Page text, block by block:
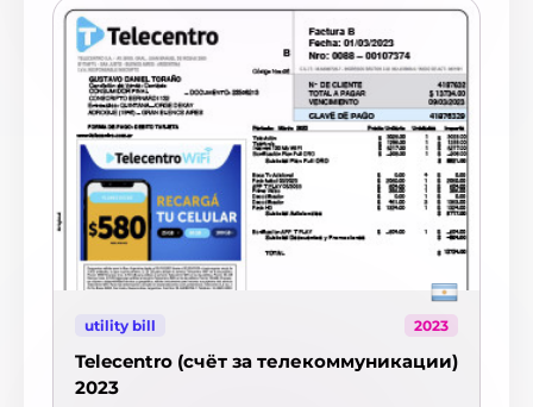
utility bill 2023
Telecentro (счёт за телекоммуникации)
2023